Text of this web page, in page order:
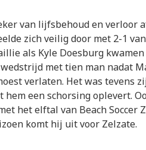
van lijfsbehoud en verloor
zich veilig door met 2-1
als Kyle Doesburg
met tien man nadat
verlaten. Het was tevens
hem een schorsing oplevert.
het elftal van Beach Soccer
komt hij uit voor Zelzate.